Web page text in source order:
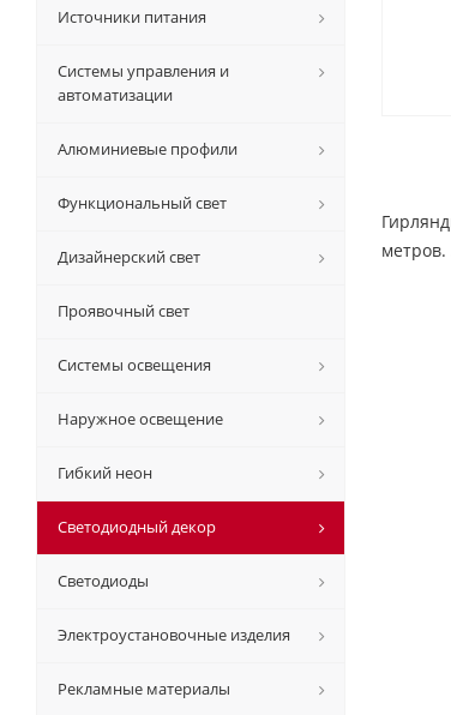
метров.
Источники питания
Системы управления и
автоматизации
Алюминиевые профили
Функциональный свет
Дизайнерский свет
Проявочный свет
Системы освещения
Наружное освещение
Гибкий неон
Светодиодный декор
Светодиоды
Электроустановочные изделия
Рекламные материалы